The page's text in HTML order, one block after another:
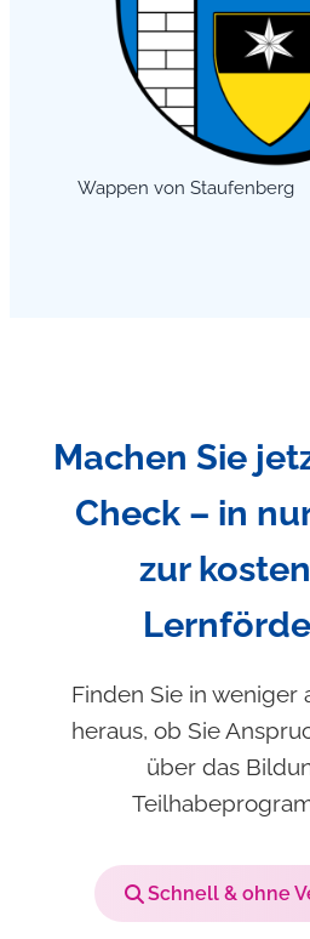
Wappen von Staufenberg
Machen Sie
Check – in
zur
Finden Sie in weniger
heraus, ob Sie
über das
Schnell & ohne